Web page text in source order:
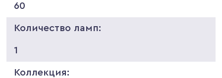
60
Количество ламп:
1
Коллекция: